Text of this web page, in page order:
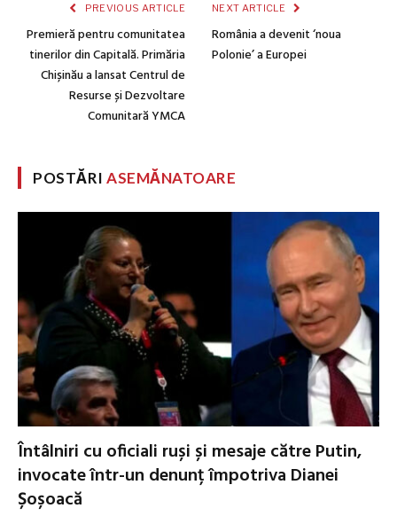
PREVIOUS ARTICLE
Premieră pentru comunitatea
tinerilor din Capitală. Primăria
Chișinău a lansat Centrul de
Resurse și Dezvoltare
Comunitară YMCA
NEXT ARTICLE
România a devenit ‘noua
Polonie’ a Europei
POSTĂRIASEMĂNATOARE
Întâlniri cu oficiali ruși și mesaje către Putin,
invocate într-un denunț împotriva Dianei
Șoșoacă